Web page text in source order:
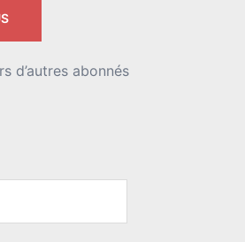
d’autres abonnés